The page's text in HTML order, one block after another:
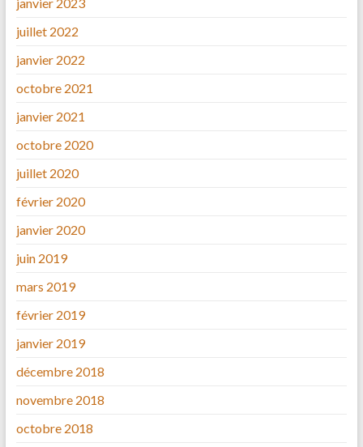
juillet 2022
janvier 2022
octobre 2021
janvier 2021
octobre 2020
juillet 2020
février 2020
janvier 2020
juin 2019
mars 2019
février 2019
janvier 2019
décembre 2018
novembre 2018
octobre 2018